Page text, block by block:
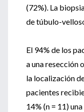
(72%). La
de túbulo-
El 94% de los
a una resección
la localización
pacientes
14% (n = 11)